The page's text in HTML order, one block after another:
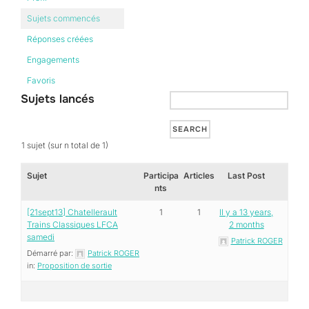
Sujets commencés
Réponses créées
Engagements
Favoris
Sujets lancés
1 sujet (sur n total de 1)
Sujet
Participa
nts
Articles Last Post
[21sept13] Chatellerault
Trains Classiques LFCA
samedi
Démarré par:
Patrick ROGER
in: Proposition de sortie
1 1
Il y a 13 years,
2 months
Patrick ROGER